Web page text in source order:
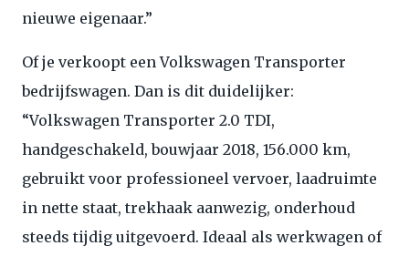
nieuwe eigenaar.”
Of je verkoopt een Volkswagen Transporter
bedrijfswagen. Dan is dit duidelijker:
“Volkswagen Transporter 2.0 TDI,
handgeschakeld, bouwjaar 2018, 156.000 km,
gebruikt voor professioneel vervoer, laadruimte
in nette staat, trekhaak aanwezig, onderhoud
steeds tijdig uitgevoerd. Ideaal als werkwagen of